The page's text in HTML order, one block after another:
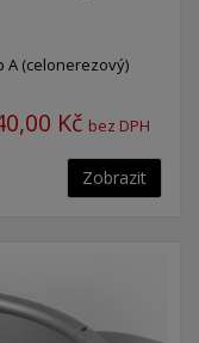
A (celonerezový)
Kč bez DPH
Zobrazit